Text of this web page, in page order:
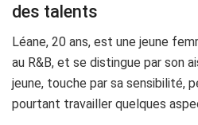
des talents
Léane, 20 ans, est une jeune
au R&B, et se distingue par son
jeune, touche par sa sensibilité,
pourtant travailler quelques